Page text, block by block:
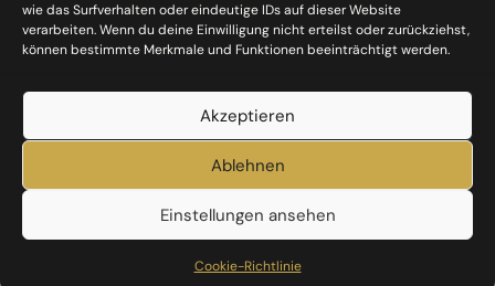
wie das Surfverhalten oder eindeutige IDs auf dieser Website
verarbeiten. Wenn du deine Einwilligung nicht erteilst oder zurückziehst,
können bestimmte Merkmale und Funktionen beeinträchtigt werden.
Akzeptieren
Ablehnen
Einstellungen ansehen
Cookie-Richtlinie
Datenschutz Impressum Cookie-Richtlinie (EU)